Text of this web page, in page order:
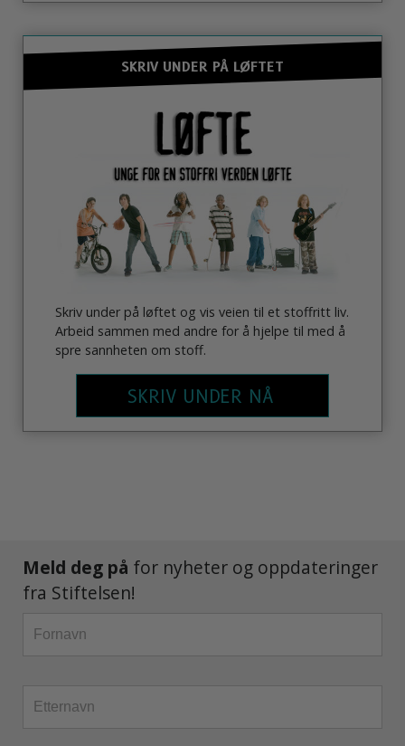
SKRIV UNDER PÅ LØFTET
Skriv under på løftet og vis veien til et stoffritt liv.
Arbeid sammen med andre for å hjelpe til med å
spre sannheten om stoff.
SKRIV UNDER NÅ
Meld deg på for nyheter og oppdateringer
fra Stiftelsen!